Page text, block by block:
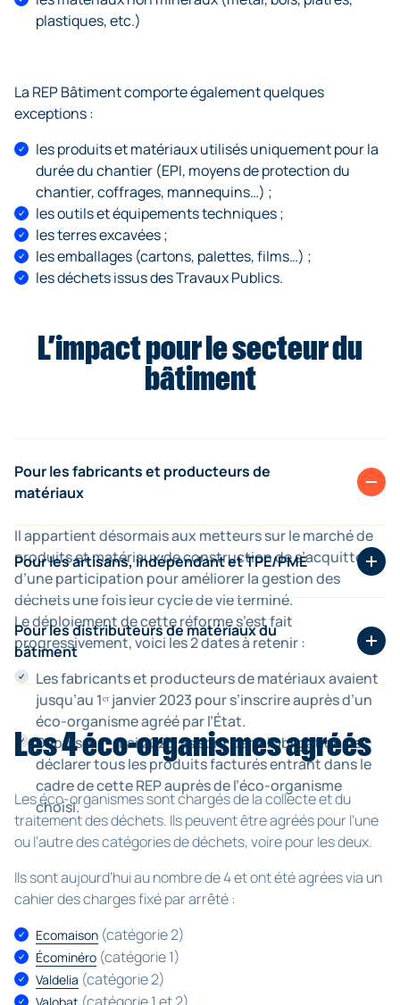
plastiques, etc.)
La REP Bâtiment comporte également quelques
exceptions :
les produits et matériaux utilisés uniquement pour la
durée du chantier (EPI, moyens de protection du
chantier, coffrages, mannequins…) ;
les outils et équipements techniques ;
les terres excavées ;
les emballages (cartons, palettes, films…) ;
les déchets issus des Travaux Publics.
L’impact pour le secteur du
bâtiment
Pour les fabricants et producteurs de
matériaux
Il appartient désormais aux metteurs sur le marché de
produits et matériaux de construction des’acquitter
d’une participation pour améliorer la gestion des
déchetsune fois leur cycle de vie terminé.
Le déploiement de cette réforme s’est fait
progressivement, voici les 2 dates à retenir :
Les fabricants et producteurs de matériaux avaient
jusqu’au 1ᵉʳ janvier 2023 pour s’inscrire auprès d’un
éco-organisme agréé par l’État.
Depuis le 1ᵉʳ mai 2023, ils sont dans l’obligation de
déclarer tous les produits facturés entrant dans le
cadre de cette REP auprès de l’éco-organisme
choisi.
Pour les artisans, indépendant et TPE/PME
Les artisans et autres professionnels de la construction
se voient impactés par cette réglementation de
manière indirecte.
En effet, les producteurs vont devoir répercuter cette
participation dans leurs devis et factures. Les
professionnels du bâtiment auront alors le choix :
d’appliquer cette répercussion eux-mêmes dans
leurs devis et factures, l’imputant ainsi au client final
;
d’absorber cette participation en réduisant leurs
marges.
Une seule obligation :faire apparaître distinctement
l’éco-contributionsur les devis et factures s’ils
Pour les distributeurs de matériaux du
bâtiment
Intermédiaire entre le producteur et le professionnel de
la construction, le distributeur se voit également
concerné par cette éco-contribution. De la même
manière que l’artisan, il pourra choisir derépercuter
cette charge sur le prix de vente des matériaux, où d’en
absorber tout ou partie.
Les 4 éco-organismes agréés
Les éco-organismes sont chargés de la collecte et du
traitement des déchets. Ils peuvent être agréés pour l’une
ou l’autre des catégories de déchets, voire pour les deux.
Ils sont aujourd’hui au nombre de 4 et ont été agrées via un
cahier des charges fixé par arrêté :
Ecomaison (catégorie 2)
Écominéro (catégorie 1)
Valdelia (catégorie 2)